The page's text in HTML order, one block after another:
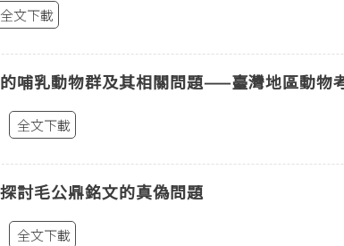
全文下載
哺乳動物群及其相關問題——臺灣地區動
全文下載
討毛公鼎銘文的真偽問題
全文下載